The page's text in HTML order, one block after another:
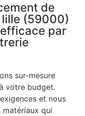
de
(59000)
par
sur-mesure
votre budget.
et nous
qui